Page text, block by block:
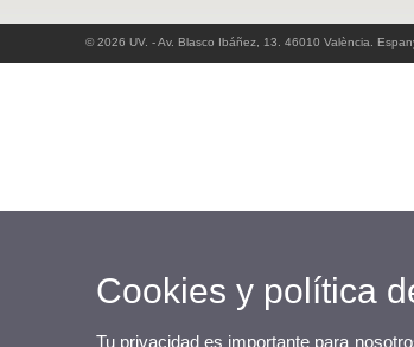
© 2026 UV. - Av. Blasco Ibáñez, 13. 46010 València.
Cookies y política
Tu privacidad es importante para